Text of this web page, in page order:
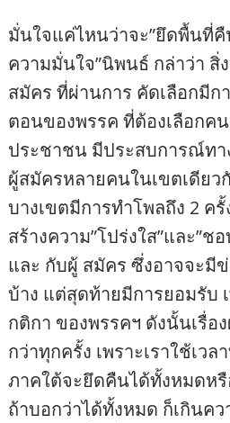
มั่นใจแค่ไหนว่าจะ”ยึดพื้นที่คื
ความมั่นใจ”นิพนธ์ กล่าว่า สิ่
สมัคร ที่ผ่านการ คัดเลือกมีก
ตอนของพรรค ที่ต้องเลือกค
ประชาชน มีประสบการณ์ทา
ผู้สมัครหลายคนในเขตเดียว
บางเขตมีการทำโพลถึง 2 ค
สร้างความ”โปร่งใส”และ”ช
และ กับผู้ สมัคร ซึ่งอาจจะมีข่
บ้าง แต่สุดท้ายมีการยอมรับ
กติกา ของพรรคฯ ดังนั้นเรื่อ
กว่าทุกครั้ง เพราะเราใช้เว
ภาคใต้จะยึดคืนได้ทั้งหมดหรื
ถ้าบอกว่าได้ทั้งหมด ก็เกินค